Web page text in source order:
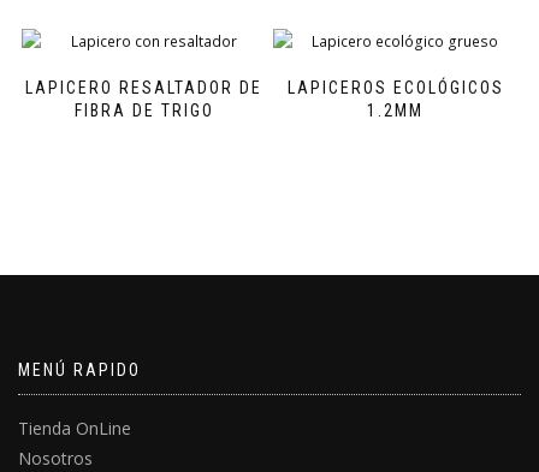
LAPICERO RESALTADOR DE
FIBRA DE TRIGO
LAPICEROS ECOLÓGICOS
1.2MM
MENÚ RAPIDO
Tienda OnLine
Nosotros